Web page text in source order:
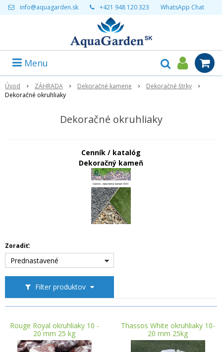
info@aquagarden.sk +421 948 120 323 WhatsApp Chat
Menu
Úvod ZÁHRADA Dekoračné kamene
Dekoračné štrky
Dekoračné okruhliaky
Dekoračné okruhliaky
Cenník / katalóg
Dekoračný kameň
Filter produktov
Zoradiť:
Prednastavené
Rouge Royal okruhliaky 10 -
20 mm 25 kg
Thassos White okruhliaky 10-
20 mm 25kg